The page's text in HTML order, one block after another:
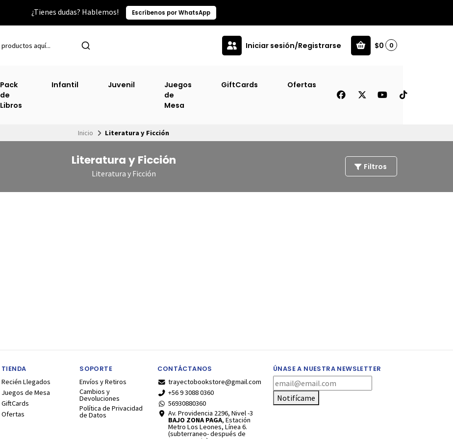
¿Tienes dudas? Hablemos! Escríbenos por WhatsApp
Iniciar sesión/Registrarse $0 0
Pack
de
Libros
Infantil Juvenil
Juegos
de
Mesa
GiftCards Ofertas
Inicio Literatura y Ficción
Literatura y Ficción
Literatura y Ficción
Filtros
TIENDA
Recién Llegados
Juegos de Mesa
GiftCards
Ofertas
SOPORTE
Envíos y Retiros
Cambios y
Devoluciones
Política de Privacidad
de Datos
CONTÁCTANOS
trayectobookstore@gmail.com
+56 9 3088 0360
56930880360
Av. Providencia 2296, Nivel -3
BAJO ZONA PAGA, Estación
Metro Los Leones, Línea 6.
(subterraneo- después de
ÚNASE A NUESTRA NEWSLETTER
Notifícame